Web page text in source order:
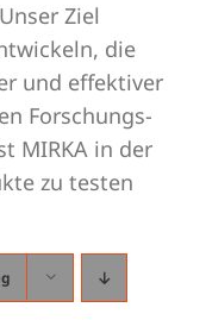
Ziel
die
und effektiver
Forschungs-
MIRKA in der
zu testen